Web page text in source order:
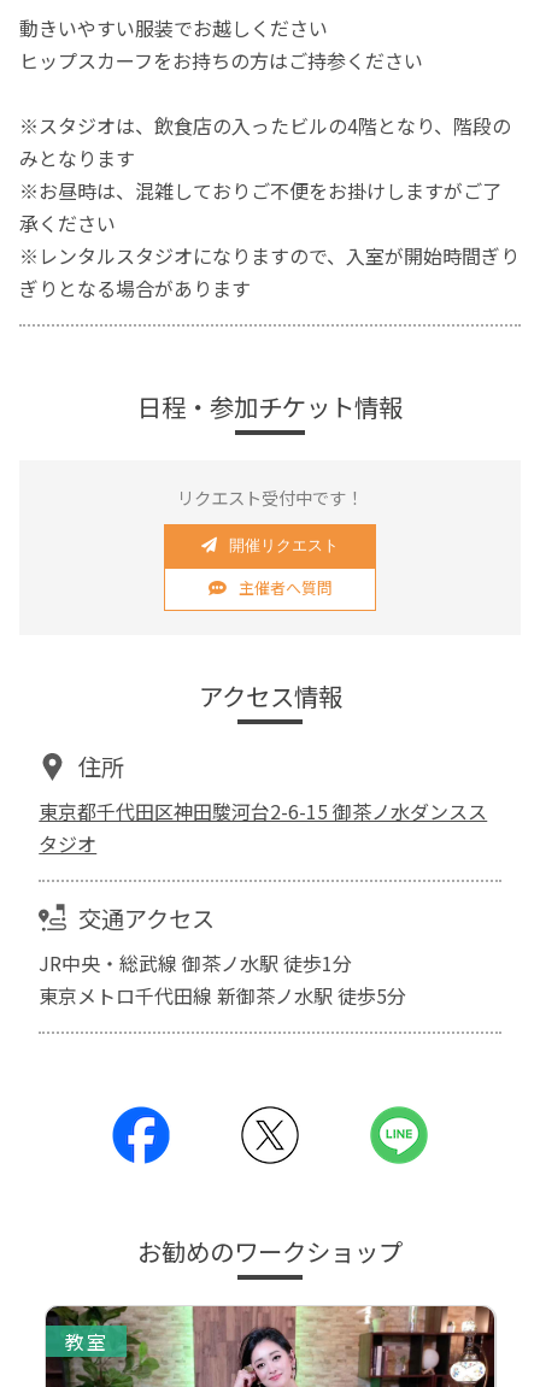
動きいやすい服装でお越しください
ヒップスカーフをお持ちの方はご持参ください
※スタジオは、飲食店の入ったビルの4階となり、階段の
みとなります
※お昼時は、混雑しておりご不便をお掛けしますがご了
承ください
※レンタルスタジオになりますので、入室が開始時間ぎり
ぎりとなる場合があります
日程・参加チケット情報
リクエスト受付中です！
開催リクエスト
主催者へ質問
アクセス情報
住所
東京都千代田区神田駿河台2-6-15 御茶ノ水ダンスス
タジオ
交通アクセス
JR中央・総武線 御茶ノ水駅 徒歩1分
東京メトロ千代田線 新御茶ノ水駅 徒歩5分
お勧めのワークショップ
教室